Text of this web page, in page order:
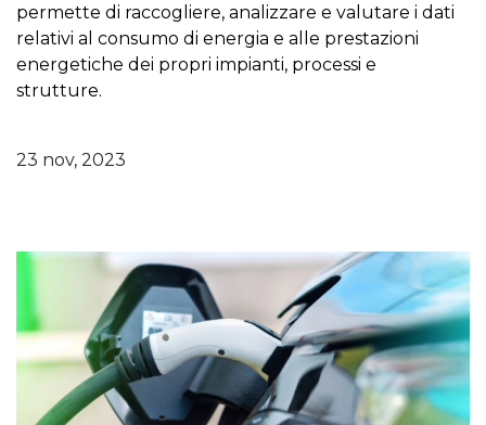
permette di raccogliere, analizzare e valutare i dati
relativi al consumo di energia e alle prestazioni
energetiche dei propri impianti, processi e
strutture.
23 nov, 2023